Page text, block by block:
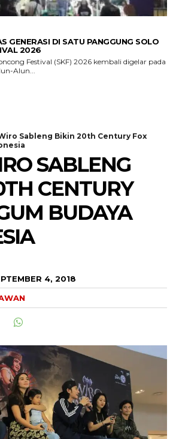
GENERASI DI SATU PANGGUNG SOLO
2026
Festival (SKF) 2026 kembali digelar pada
Alun...